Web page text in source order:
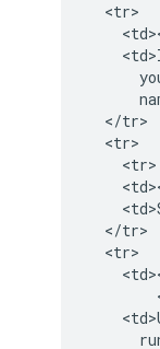
<tr
<
<
</tr
<tr
<tr
<
<
</tr
<tr
<
<